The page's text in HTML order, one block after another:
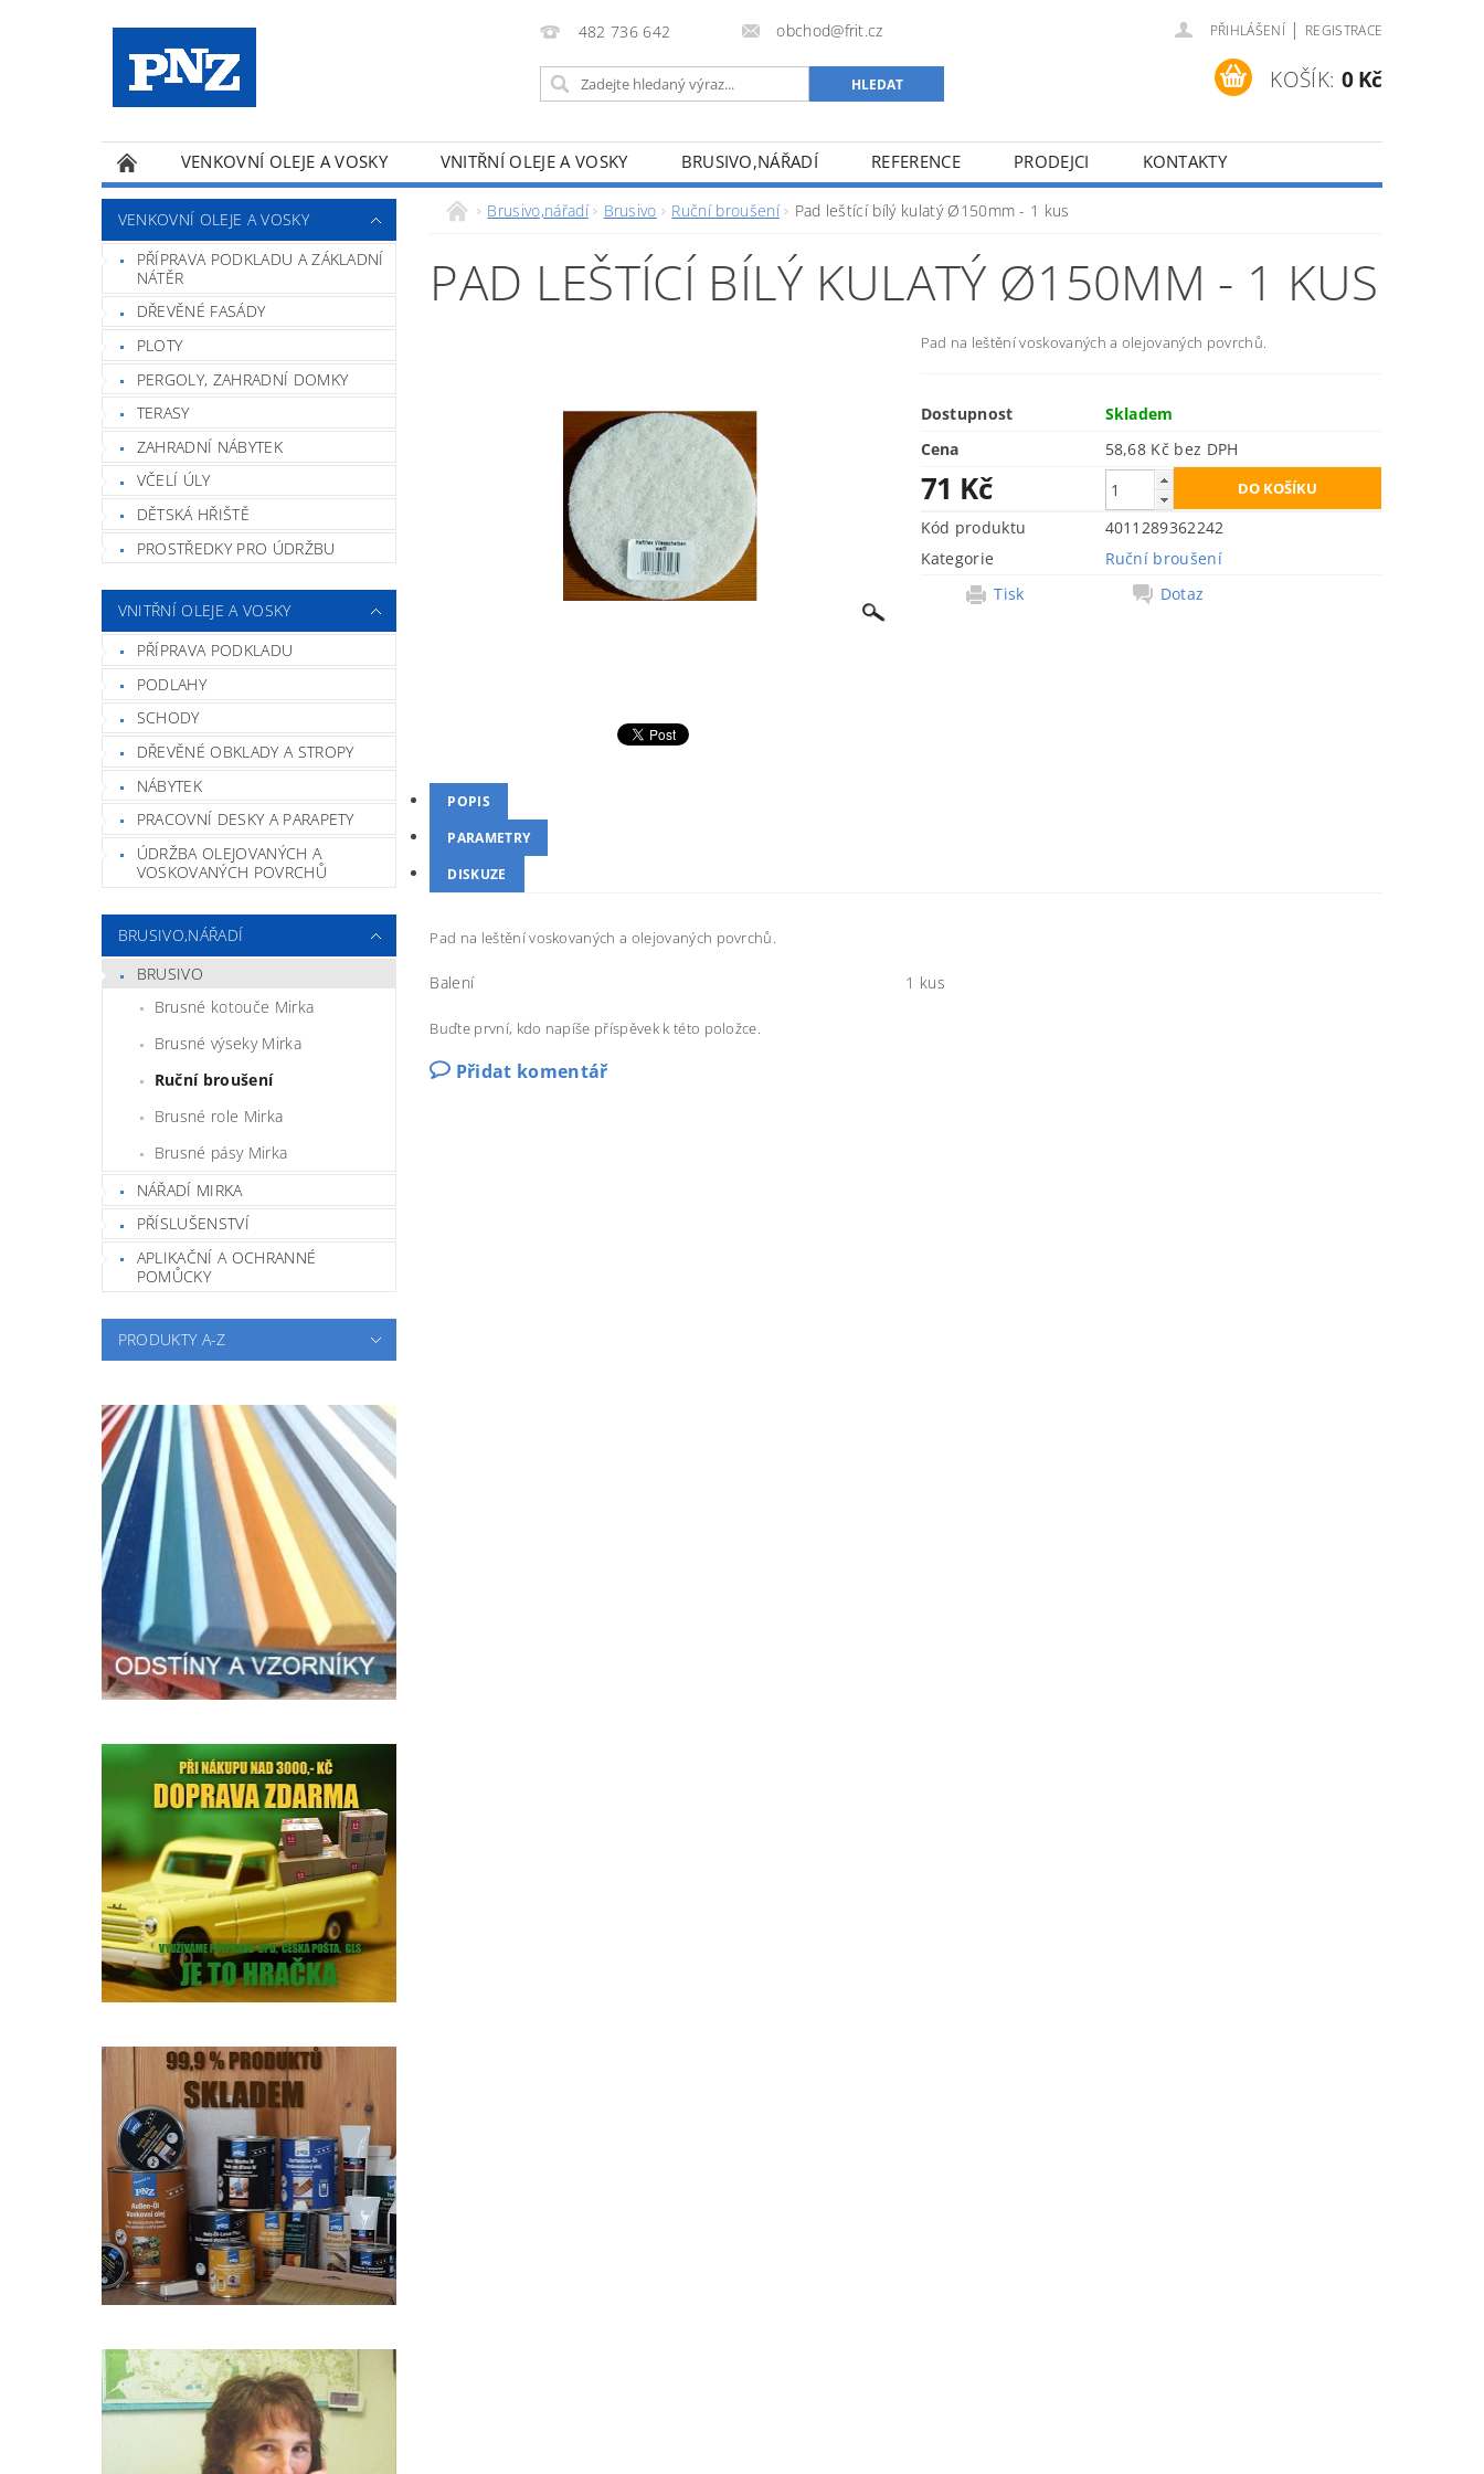
482 736 642 obchod@frit.cz PŘIHLÁŠENÍ | REGISTRACE
KOŠÍK: 0 Kč
VENKOVNÍ OLEJE A VOSKY VNITŘNÍ OLEJE A VOSKY BRUSIVO,NÁŘADÍ REFERENCE PRODEJCI
KONTAKTY
PRODUKTY A-Z
VENKOVNÍ OLEJE A VOSKY
PŘÍPRAVA PODKLADU A ZÁKLADNÍ
NÁTĚR
DŘEVĚNÉ FASÁDY
PLOTY
PERGOLY, ZAHRADNÍ DOMKY
TERASY
ZAHRADNÍ NÁBYTEK
VČELÍ ÚLY
DĚTSKÁ HŘIŠTĚ
PROSTŘEDKY PRO ÚDRŽBU
VNITŘNÍ OLEJE A VOSKY
PŘÍPRAVA PODKLADU
PODLAHY
SCHODY
DŘEVĚNÉ OBKLADY A STROPY
NÁBYTEK
PRACOVNÍ DESKY A PARAPETY
ÚDRŽBA OLEJOVANÝCH A
VOSKOVANÝCH POVRCHŮ
BRUSIVO,NÁŘADÍ
BRUSIVO
Brusné kotouče Mirka
Brusné výseky Mirka
Ruční broušení
Brusné role Mirka
Brusné pásy Mirka
NÁŘADÍ MIRKA
PŘÍSLUŠENSTVÍ
APLIKAČNÍ A OCHRANNÉ
POMŮCKY
PRODUKTY A-Z
Brusivo,nářadí Brusivo Ruční broušení Pad leštící bílý kulatý Ø150mm - 1 kus
PAD LEŠTÍCÍ BÍLÝ KULATÝ Ø150MM - 1 KUS
Pad na leštění voskovaných a olejovaných povrchů.
Dostupnost
Skladem
Cena
58,68 Kč bez DPH
71 Kč
Kód produktu
4011289362242
Kategorie
Ruční broušení
Tisk
Dotaz
POPIS
PARAMETRY
DISKUZE
Pad na leštění voskovaných a olejovaných povrchů.
Balení 1 kus
Buďte první, kdo napíše příspěvek k této položce.
Přidat komentář